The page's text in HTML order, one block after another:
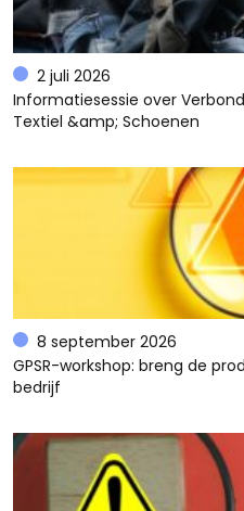
2 juli 2026
Informatiesessie over
Textiel &amp; Schoenen
8 september 2026
GPSR-workshop: breng de
bedrijf